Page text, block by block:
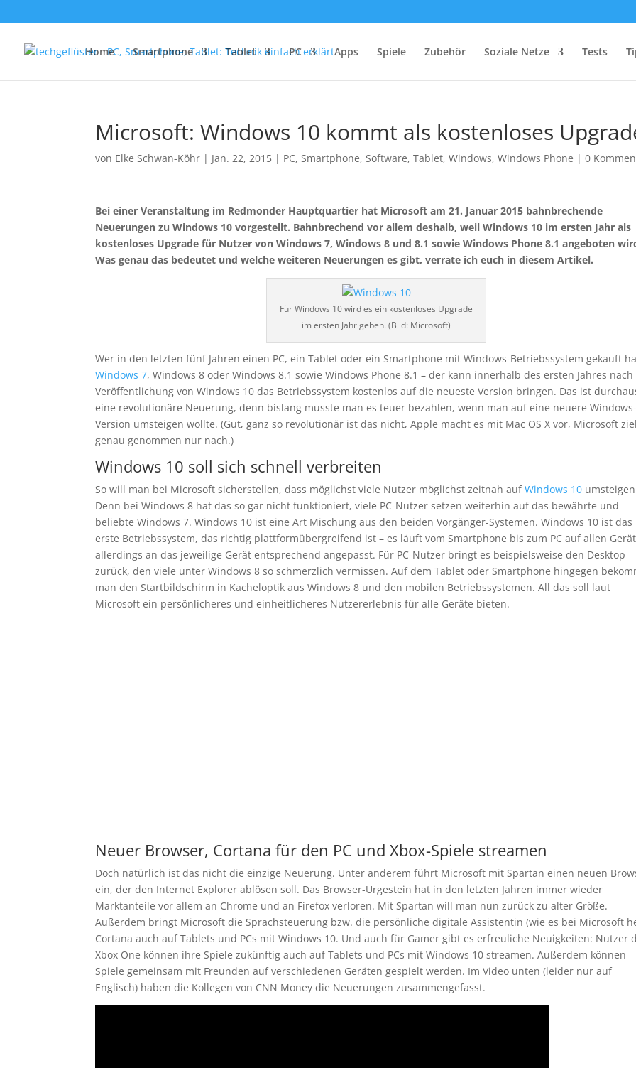
Home Smartphone Tablet PC Apps Spiele Zubehör Soziale Netze Tests
Microsoft: Windows 10 kommt als kostenloses
von Elke Schwan-Köhr | Jan. 22, 2015 | PC, Smartphone, Software,Tablet,Windows,Windows Phone |0
Bei einer Veranstaltung im Redmonder Hauptquartier hat Microsoft am 21. Januar 2015 bahnbrechende
Neuerungen zu Windows 10 vorgestellt. Bahnbrechend vor allem deshalb, weil Windows 10 im ersten Jahr als
kostenloses Upgrade für Nutzer von Windows 7, Windows 8 und 8.1 sowie Windows Phone 8.1 angeboten
Was genau das bedeutet und welche weiteren Neuerungen es gibt, verrate ich euch in diesem Artikel.
Für Windows 10 wird es ein kostenloses Upgrade
im ersten Jahr geben. (Bild: Microsoft)
Wer in den letzten fünf Jahren einen PC, ein Tablet oder ein Smartphone mit Windows-Betriebssystem gekauft
Windows 7, Windows 8 oder Windows 8.1 sowie Windows Phone 8.1 – der kann innerhalb des ersten Jahres nach
Veröffentlichung von Windows 10 das Betriebssystem kostenlos auf die neueste Version bringen. Das ist
eine revolutionäre Neuerung, denn bislang musste man es teuer bezahlen, wenn man auf eine neuere Windows-
Version umsteigen wollte. (Gut, ganz so revolutionär ist das nicht, Apple macht es mit Mac OS X vor, Microsoft
genau genommen nur nach.)
Windows 10 soll sich schnell verbreiten
So will man bei Microsoft sicherstellen, dass möglichst viele Nutzer möglichst zeitnah aufWindows 10
Denn bei Windows 8 hat das so gar nicht funktioniert, viele PC-Nutzer setzen weiterhin auf das bewährte und
beliebte Windows 7. Windows 10 ist eine Art Mischung aus den beiden Vorgänger-Systemen. Windows 10 ist das
erste Betriebssystem, das richtig plattformübergreifend ist – es läuft vom Smartphone bis zum PC auf allen
allerdings an das jeweilige Gerät entsprechend angepasst. Für PC-Nutzer bringt es beispielsweise den Desktop
zurück, den viele unter Windows 8 so schmerzlich vermissen. Auf dem Tablet oder Smartphone hingegen
man den Startbildschirm in Kacheloptik aus Windows 8 und den mobilen Betriebssystemen. All das soll laut
Microsoft ein persönlicheres und einheitlicheres Nutzererlebnis für alle Geräte bieten.
Neuer Browser, Cortana für den PC und Xbox-Spiele streamen
Doch natürlich ist das nicht die einzige Neuerung. Unter anderem führt Microsoft mit Spartan einen neuen
ein, der den Internet Explorer ablösen soll. Das Browser-Urgestein hat in den letzten Jahren immer wieder
Marktanteile vor allem an Chrome und an Firefox verloren. Mit Spartan will man nun zurück zu alter Größe.
Außerdem bringt Microsoft die Sprachsteuerung bzw. die persönliche digitale Assistentin (wie es bei Microsoft
Cortana auch auf Tablets und PCs mit Windows 10. Und auch für Gamer gibt es erfreuliche Neuigkeiten: Nutzer
Xbox One können ihre Spiele zukünftig auch auf Tablets und PCs mit Windows 10 streamen. Außerdem können
Spiele gemeinsam mit Freunden auf verschiedenen Geräten gespielt werden. Im Video unten (leider nur auf
Englisch) haben die Kollegen von CNN Money die Neuerungen zusammengefasst.